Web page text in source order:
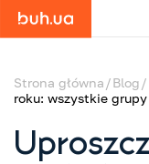
Strona główna Blog
roku: wszystkie grupy